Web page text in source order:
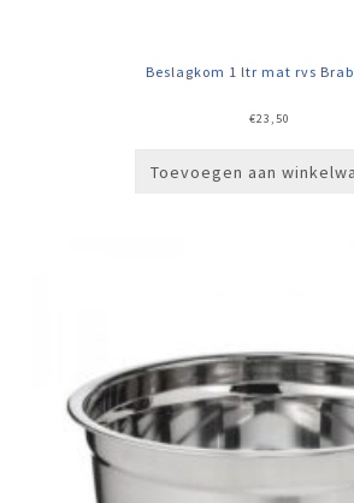
Beslagkom 1 ltr mat rvs
€23,50
Toevoegen aan